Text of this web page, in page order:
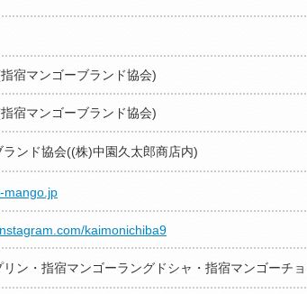
宿マンゴーブランド協会)
宿マンゴーブランド協会)
ンド協会((株)中園久太郎商店内)
mango.jp
kaimonichiba9
ン・指宿マンゴーラングドシャ・指宿マンゴーチ